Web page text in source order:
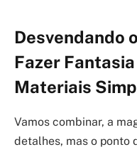
Desvendando
Fazer
Materiais
Vamos combinar, a
detalhes, mas o ponto